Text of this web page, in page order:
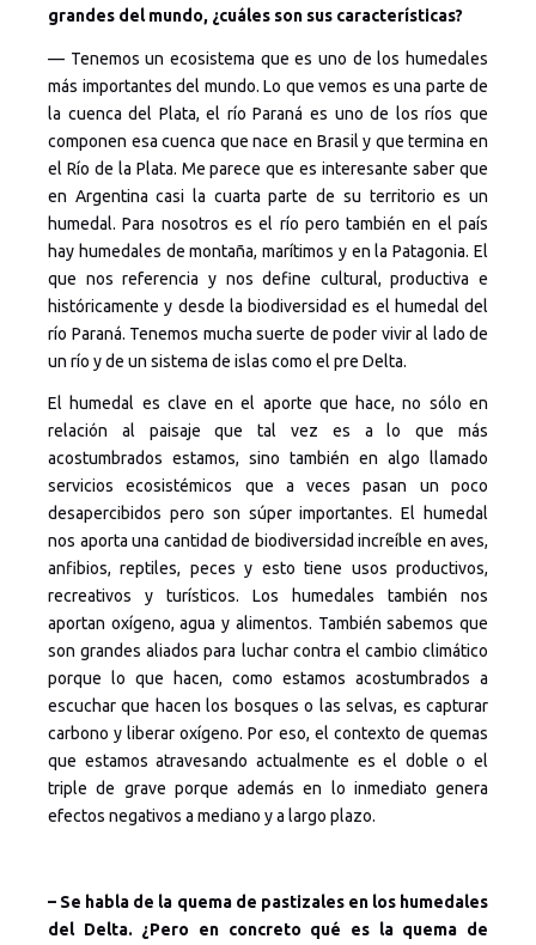
grandes del mundo, ¿cuáles son sus características?
— Tenemos un ecosistema que es uno de los humedales
más importantes del mundo. Lo que vemos es una parte de
la cuenca del Plata, el río Paraná es uno de los ríos que
componen esa cuenca que nace en Brasil y que termina en
el Río de la Plata. Me parece que es interesante saber que
en Argentina casi la cuarta parte de su territorio es un
humedal. Para nosotros es el río pero también en el país
hay humedales de montaña, marítimos y en la Patagonia. El
que nos referencia y nos define cultural, productiva e
históricamente y desde la biodiversidad es el humedal del
río Paraná. Tenemos mucha suerte de poder vivir al lado de
un río y de un sistema de islas como el pre Delta.
El humedal es clave en el aporte que hace, no sólo en
relación al paisaje que tal vez es a lo que más
acostumbrados estamos, sino también en algo llamado
servicios ecosistémicos que a veces pasan un poco
desapercibidos pero son súper importantes. El humedal
nos aporta una cantidad de biodiversidad increíble en aves,
anfibios, reptiles, peces y esto tiene usos productivos,
recreativos y turísticos. Los humedales también nos
aportan oxígeno, agua y alimentos. También sabemos que
son grandes aliados para luchar contra el cambio climático
porque lo que hacen, como estamos acostumbrados a
escuchar que hacen los bosques o las selvas, es capturar
carbono y liberar oxígeno. Por eso, el contexto de quemas
que estamos atravesando actualmente es el doble o el
triple de grave porque además en lo inmediato genera
efectos negativos a mediano y a largo plazo.
– Se habla de la quema de pastizales en los humedales
del Delta. ¿Pero en concreto qué es la quema de